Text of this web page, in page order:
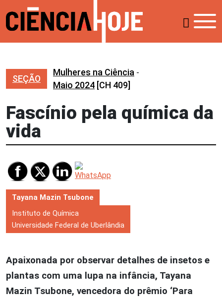
SEÇÃO
Mulheres na Ciência -
Maio 2024 [CH 409]
Fascínio pela química da
vida
Tayana Mazin Tsubone
Instituto de Química
Universidade Federal de Uberlândia
Apaixonada por observar detalhes de insetos e
plantas com uma lupa na infância, Tayana
Mazin Tsubone, vencedora do prêmio ‘Para